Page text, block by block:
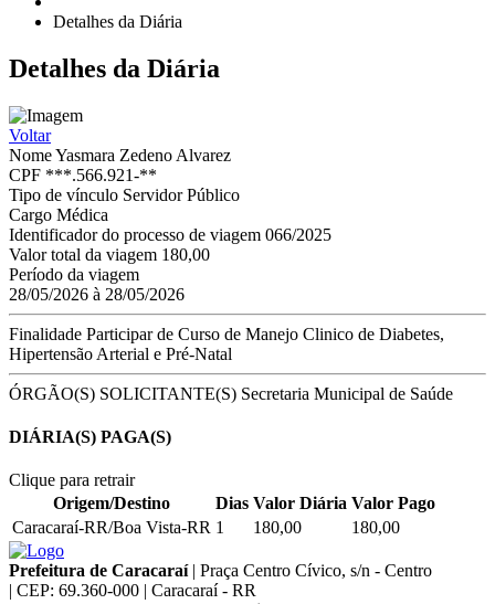
Detalhes da Diária
Detalhes da Diária
Voltar
NomeYasmara Zedeno Alvarez
CPF ***.566.921-**
Tipo de vínculo Servidor Público
Cargo Médica
Identificador do processo de viagem 066/2025
Valor total da viagem 180,00
Período da viagem
28/05/2026 à 28/05/2026
Finalidade Participar de Curso de Manejo Clinico de Diabetes,
Hipertensão Arterial e Pré-Natal
ÓRGÃO(S) SOLICITANTE(S) Secretaria Municipal de Saúde
DIÁRIA(S) PAGA(S)
Clique para retrair
Origem/Destino
Dias Valor Diária Valor Pago
Caracaraí-RR/Boa Vista-RR 1 180,00 180,00
Prefeitura de Caracaraí | Praça Centro Cívico, s/n - Centro
| CEP: 69.360-000 | Caracaraí - RR